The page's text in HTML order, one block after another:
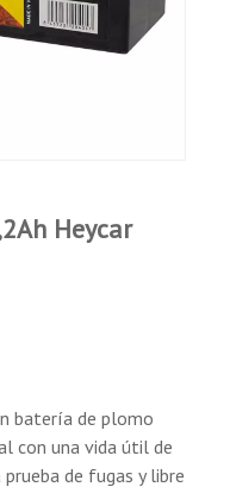
Heycar
batería de plomo
con una vida útil de
de fugas y libre
a 25ºC de
AM